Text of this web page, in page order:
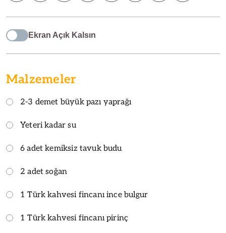
Ekran Açık Kalsın
Malzemeler
2-3 demet büyük pazı yaprağı
Yeteri kadar su
6 adet kemiksiz tavuk budu
2 adet soğan
1 Türk kahvesi fincanı ince bulgur
1 Türk kahvesi fincanı pirinç